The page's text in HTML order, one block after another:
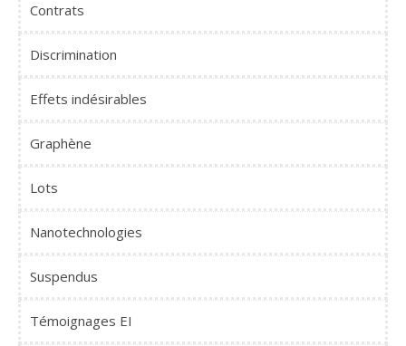
Contrats
Discrimination
Effets indésirables
Graphène
Lots
Nanotechnologies
Suspendus
Témoignages EI